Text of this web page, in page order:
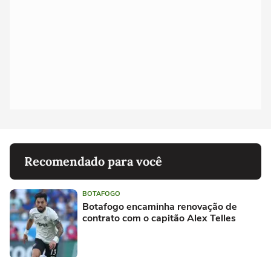
Recomendado para você
BOTAFOGO
Botafogo encaminha renovação de
contrato com o capitão Alex Telles